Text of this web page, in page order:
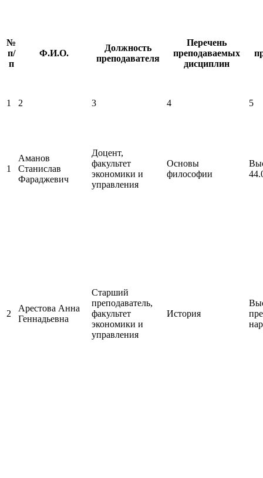
№
п/
п
Ф.И.О.
Должность
преподавателя
Перечень
преподаваемых
дисциплин
1 2 3 4 5
1
Аманов
Станислав
Фараджевич
Доцент,
факультет
экономики и
управления
Основы
философии
2
Арестова Анна
Геннадьевна
Старший
преподаватель,
факультет
экономики и
управления
История